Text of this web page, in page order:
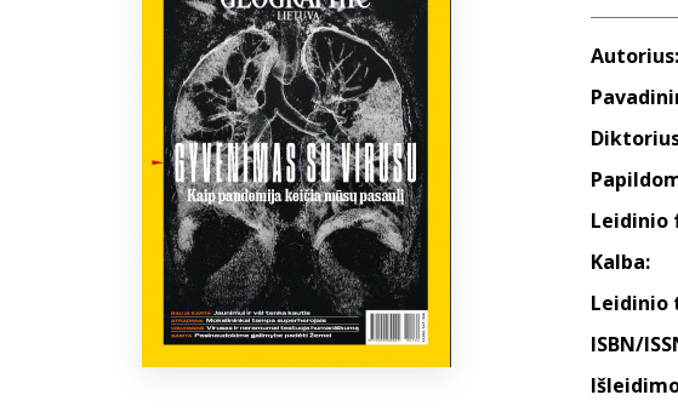
Autorius:
Leidinio
Kalba:
Leidinio
ISBN/